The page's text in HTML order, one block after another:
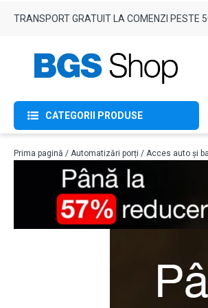
TRANSPORT GRATUIT LA COMENZI PESTE
CATEGORII PRODUSE
Prima pagină / Automatizări porți / Acces auto și